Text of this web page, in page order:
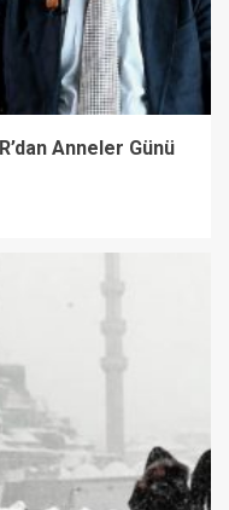
Anneler Günü